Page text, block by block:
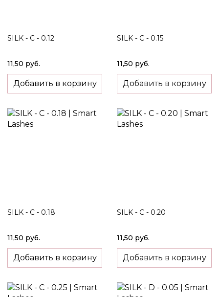
SILK - C - 0.12
11,50 руб.
Добавить в корзину
SILK - C - 0.15
11,50 руб.
Добавить в корзину
SILK - C - 0.18
11,50 руб.
Добавить в корзину
SILK - C - 0.20
11,50 руб.
Добавить в корзину